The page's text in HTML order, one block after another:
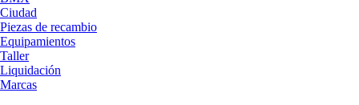
Ciudad
Piezas de recambio
Equipamientos
Taller
Liquidación
Marcas